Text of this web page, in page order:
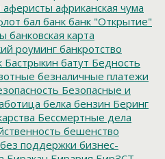
аферисты африканская чума
бал банк банк "Открытие"
банковская карта
роуминг банкротство
Бастрыкин батут Бедность
безналичные платежи
Безопасные и
белка бензин Беринг
Бессмертные дела
бешенство
поддержки бизнес-